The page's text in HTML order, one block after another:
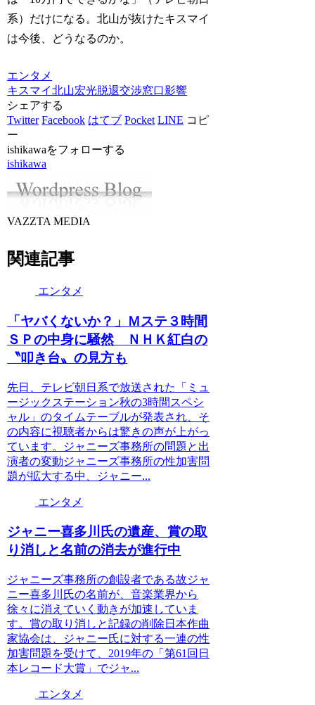
系）だけになる。北山が抜けたキスマイ
は今後、どうなるのか。
エンタメ
キスマイ北山宏光脱退交渉窓口影響
シェアする
Twitter Facebook はてブ Pocket LINE コピ
ー
ishikawaをフォローする
ishikawa
VAZZTA MEDIA
関連記事
エンタメ
「ヤバくないか？」Ｍステ３時間
ＳＰの中身に騒然 ＮＨＫ紅白の
〝叩き台〟の見方も
先日、テレビ朝日系で放送された「ミュ
ージックステーション秋の3時間スペシ
ャル」のタイムテーブルが発表され、そ
の内容に視聴者からは驚きの声が上がっ
ています。ジャニーズ事務所の問題と出
演者の変動ジャニーズ事務所の性加害問
題が拡大する中、ジャニー...
エンタメ
ジャニー喜多川氏の遺産、賞の取
り消しと名前の消去が進行中
ジャニーズ事務所の創設者である故ジャ
ニー喜多川氏の名前が、音楽業界から
徐々に消えていく動きが加速していま
す。賞の取り消しと記録の削除日本作曲
家協会は、ジャニー氏に対する一連の性
加害問題を受けて、2019年の「第61回日
本レコード大賞」でジャ...
エンタメ